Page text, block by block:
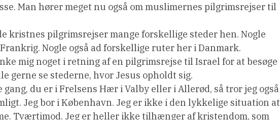
Man hører meget nu også om muslimernes pilgrimsrejser til
kristnes pilgrimsrejser mange forskellige steder hen. Nogle
Nogle også ad forskellige ruter her i Danmark.
mig noget i retning af en pilgrimsrejse til Israel for at besøge
gerne se stederne, hvor Jesus opholdt sig.
du er i Frelsens Hær i Valby eller i Allerød, så tror jeg også
Jeg bor i København. Jeg er ikke i den lykkelige situation at
Tværtimod. Jeg er heller ikke tilhænger af kristendom, som